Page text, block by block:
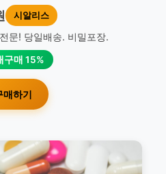
시알리스
문! 당일배송. 비밀포장.
구매 15%
매하기